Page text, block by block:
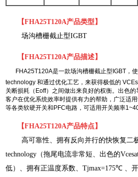
【FHA25T120A产品类型 】
场沟槽栅截止型IGBT
【FHA25T120A产品描述】
FHA25T120A是一款场沟槽栅截止型IGBT，
technology 和通过优化工艺，来获得极低的
关断损耗（Eoff）之间做出来良好的权衡。出色
客户在优化系统效率时提供有力的帮助，广泛适
等各类软硬开关和PFC电路，可适用开关频率
【FHA25T120A产品特点】
高可靠性、拥有反向并行的快恢复二
technology（拖尾电流非常短、出色的
低）、拥有正温度系数、Tjmax=175℃ 、